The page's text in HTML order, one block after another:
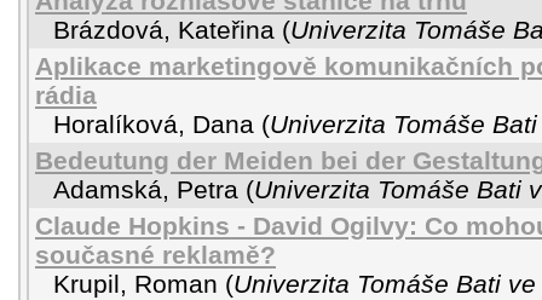
Brázdová, Kateřina (Univerzita Tomáše
Aplikace marketingově komunikačních
rádia
Horalíková, Dana (Univerzita Tomáše
Bedeutung der Meiden bei der
Adamská, Petra (Univerzita Tomáše Bati
Claude Hopkins - David Ogilvy: Co
současné reklamě?
Krupil, Roman (Univerzita Tomáše Bati